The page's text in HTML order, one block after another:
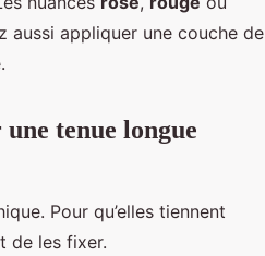
appliquer une couche de
tenue longue
Pour qu’elles tiennent
de les fixer.